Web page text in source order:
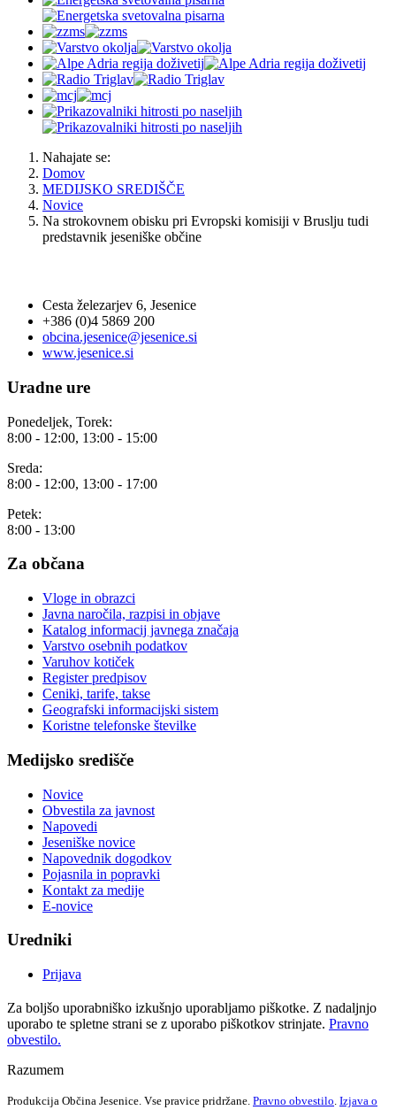
Nahajate se:
Domov
MEDIJSKO SREDIŠČE
Novice
Na strokovnem obisku pri Evropski komisiji v Bruslju tudi
predstavnik jeseniške občine
Cesta železarjev 6, Jesenice
+386 (0)4 5869 200
obcina.jesenice@jesenice.si
www.jesenice.si
Uradne ure
Ponedeljek, Torek:
8:00 - 12:00, 13:00 - 15:00
Sreda:
8:00 - 12:00, 13:00 - 17:00
Petek:
8:00 - 13:00
Za občana
Vloge in obrazci
Javna naročila, razpisi in objave
Katalog informacij javnega značaja
Varstvo osebnih podatkov
Varuhov kotiček
Register predpisov
Ceniki, tarife, takse
Geografski informacijski sistem
Koristne telefonske številke
Medijsko središče
Novice
Obvestila za javnost
Napovedi
Jeseniške novice
Napovednik dogodkov
Pojasnila in popravki
Kontakt za medije
E-novice
Uredniki
Prijava
Za boljšo uporabniško izkušnjo uporabljamo piškotke. Z nadaljnjo
uporabo te spletne strani se z uporabo piškotkov strinjate. Pravno
obvestilo.
Razumem
Produkcija Občina Jesenice. Vse pravice pridržane. Pravno obvestilo Izjava o